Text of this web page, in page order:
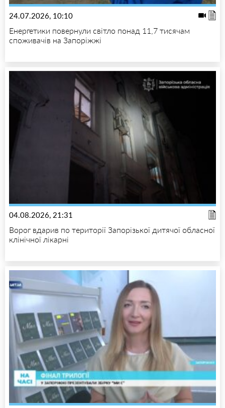
24.07.2026, 10:10
Енергетики повернули світло понад 11,7 тисячам
споживачів на Запоріжжі
04.08.2026, 21:31
Ворог вдарив по території Запорізької дитячої обласної
клінічної лікарні